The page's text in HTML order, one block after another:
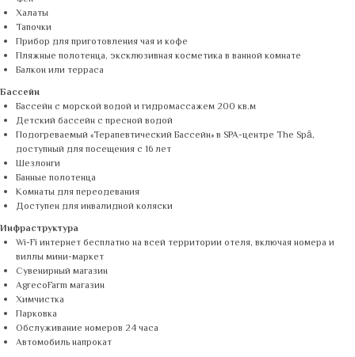
Халаты
Тапочки
Прибор для приготовления чая и кофе
Пляжные полотенца, эксклюзивная косметика в ванной комнате
Балкон или терраса
Бассейн
Бассейн с морской водой и гидромассажем 200 кв.м
Детский бассейн с пресной водой
Подогреваемый «Терапевтический Бассейн» в SPA-центре The Spā,
доступный для посещения с 16 лет
Шезлонги
Банные полотенца
Комнаты для переодевания
Доступен для инвалидной коляски
Инфраструктура
Wi-Fi интернет бесплатно на всей территории отеля, включая номера и
виллы мини-маркет
Сувенирный магазин
AgrecoFarm магазин
Химчистка
Парковка
Обслуживание номеров 24 часа
Автомобиль напрокат